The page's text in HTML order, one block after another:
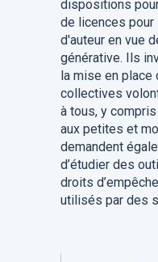
dispositions
de licences
d'auteur en vue
générative. Ils
la mise en place
collectives
à tous, y
aux petites et
demandent
d’étudier des
droits
utilisés par des